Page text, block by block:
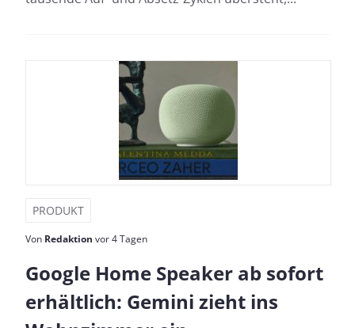
PRODUKT
Von Redaktion vor 4 Tagen
Google Home Speaker ab sofort
erhältlich: Gemini zieht ins